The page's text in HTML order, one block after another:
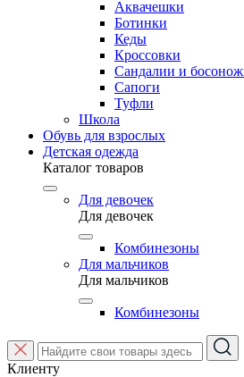
Аквачешки
Ботинки
Кеды
Кроссовки
Сандалии и
Сапоги
Туфли
Школа
Обувь для взрослых
Детская одежда
Каталог товаров
Для девочек
Для девочек
Комбинезоны
Для мальчиков
Для мальчиков
Комбинезоны
Клиенту